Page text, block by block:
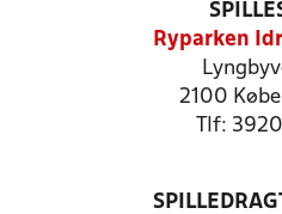
Ryparken
2100
Tlf: